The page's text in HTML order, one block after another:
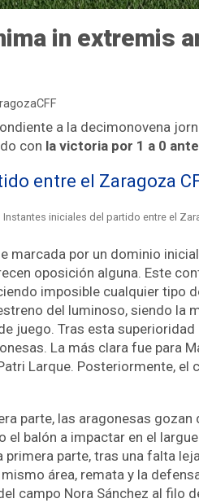
in extremis
a la decimonovena
con la victoria por 1 a 0
entre el Zaragoza
Instantes iniciales del partido entre el
marcada por un dominio
oposición alguna. Este
imposible cualquier tipo
del luminoso, siendo la
juego. Tras esta
La más clara fue para
Larque. Posteriormente,
parte, las aragonesas
el balón a impactar en el
primera parte, tras una falta
área, remata y la
campo Nora Sánchez al filo